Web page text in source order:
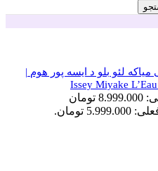
لئو بلو د ایسه پور هوم |
Issey Miyake
قیمت اصلی: 8.999.000 تومان
تومان.